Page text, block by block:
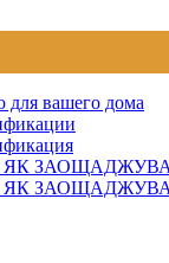
для вашего дома